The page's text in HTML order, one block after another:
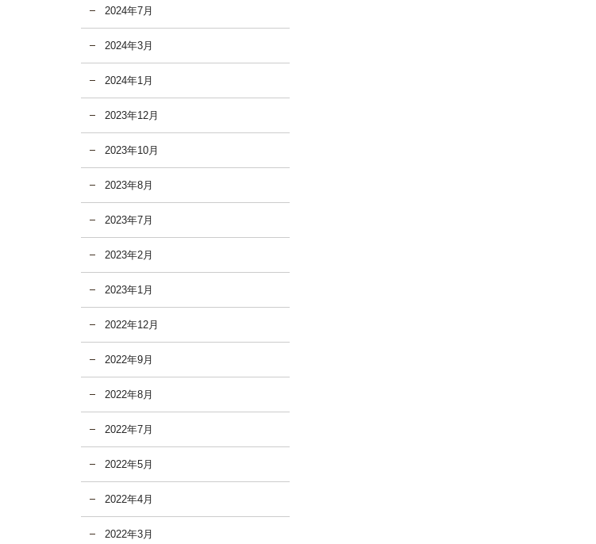
2024年7月
2024年3月
2024年1月
2023年12月
2023年10月
2023年8月
2023年7月
2023年2月
2023年1月
2022年12月
2022年9月
2022年8月
2022年7月
2022年5月
2022年4月
2022年3月